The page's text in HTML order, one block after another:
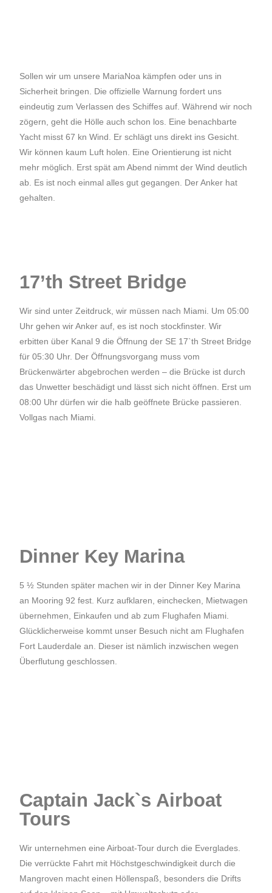
Sollen wir um unsere MariaNoa kämpfen oder uns in
Sicherheit bringen. Die offizielle Warnung fordert uns
eindeutig zum Verlassen des Schiffes auf. Während wir noch
zögern, geht die Hölle auch schon los. Eine benachbarte
Yacht misst 67 kn Wind. Er schlägt uns direkt ins Gesicht.
Wir können kaum Luft holen. Eine Orientierung ist nicht
mehr möglich. Erst spät am Abend nimmt der Wind deutlich
ab. Es ist noch einmal alles gut gegangen. Der Anker hat
gehalten.
17’th Street Bridge
Wir sind unter Zeitdruck, wir müssen nach Miami. Um 05:00
Uhr gehen wir Anker auf, es ist noch stockfinster. Wir
erbitten über Kanal 9 die Öffnung der SE 17`th Street Bridge
für 05:30 Uhr. Der Öffnungsvorgang muss vom
Brückenwärter abgebrochen werden – die Brücke ist durch
das Unwetter beschädigt und lässt sich nicht öffnen. Erst um
08:00 Uhr dürfen wir die halb geöffnete Brücke passieren.
Vollgas nach Miami.
Dinner Key Marina
5 ½ Stunden später machen wir in der Dinner Key Marina
an Mooring 92 fest. Kurz aufklaren, einchecken, Mietwagen
übernehmen, Einkaufen und ab zum Flughafen Miami.
Glücklicherweise kommt unser Besuch nicht am Flughafen
Fort Lauderdale an. Dieser ist nämlich inzwischen wegen
Überflutung geschlossen.
Captain Jack`s Airboat
Tours
Wir unternehmen eine Airboat-Tour durch die Everglades.
Die verrückte Fahrt mit Höchstgeschwindigkeit durch die
Mangroven macht einen Höllenspaß, besonders die Drifts